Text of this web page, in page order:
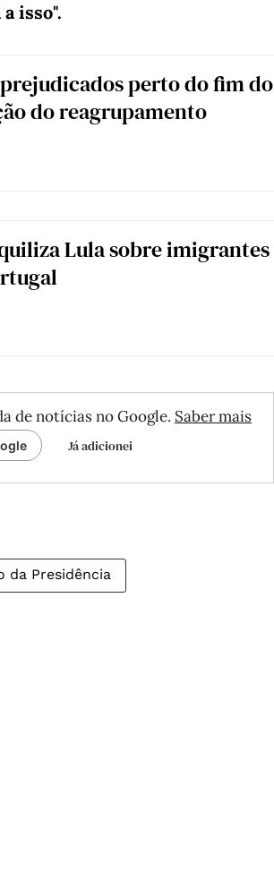
isso".
perto do fim do
do reagrupamento
Lula sobre imigrantes
de notícias no Google. Saber mais
Já adicionei
da Presidência